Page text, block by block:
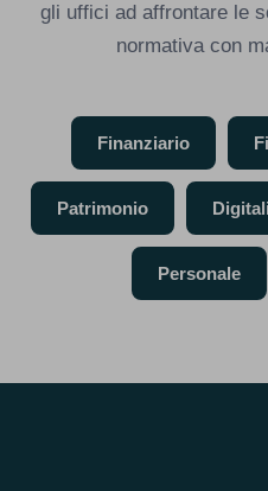
gli uffici ad affrontare le
normativa con
Finanziario
Patrimonio
Personale